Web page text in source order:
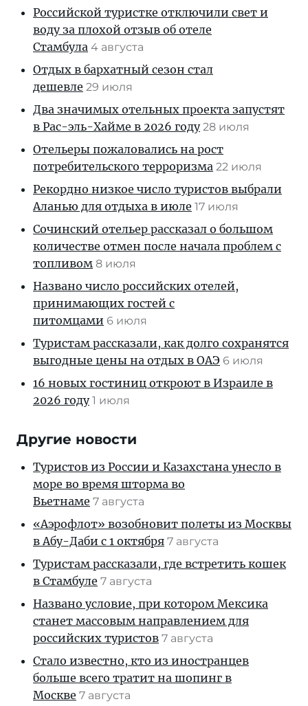
Российской туристке отключили свет и
воду за плохой отзыв об отеле
Стамбула 4 августа
Отдых в бархатный сезон стал
дешевле 29 июля
Два значимых отельных проекта запустят
в Рас-эль-Хайме в 2026 году 28 июля
Отельеры пожаловались на рост
потребительского терроризма 22 июля
Рекордно низкое число туристов выбрали
Аланью для отдыха в июле 17 июля
Сочинский отельер рассказал о большом
количестве отмен после начала проблем с
топливом 8 июля
Названо число российских отелей,
принимающих гостей с
питомцами 6 июля
Туристам рассказали, как долго сохранятся
выгодные цены на отдых в ОАЭ 6 июля
16 новых гостиниц откроют в Израиле в
2026 году 1 июля
Другие новости
Туристов из России и Казахстана унесло в
море во время шторма во
Вьетнаме 7 августа
«Аэрофлот» возобновит полеты из Москвы
в Абу-Даби с 1 октября 7 августа
Туристам рассказали, где встретить кошек
в Стамбуле 7 августа
Названо условие, при котором Мексика
станет массовым направлением для
российских туристов 7 августа
Стало известно, кто из иностранцев
больше всего тратит на шопинг в
Москве 7 августа